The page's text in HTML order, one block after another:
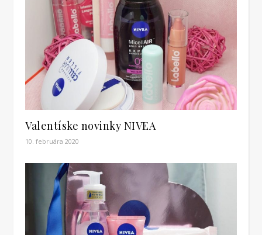
Valentíske novinky NIVEA
10. februára 2020